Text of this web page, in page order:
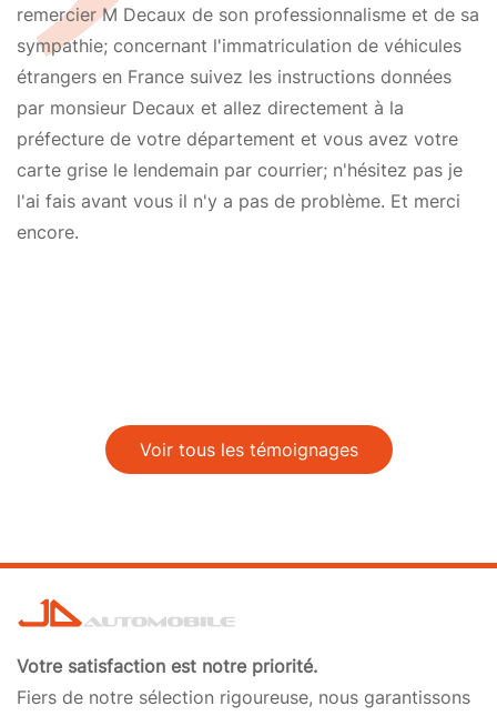
remercier M Decaux de son professionnalisme et de sa
sympathie; concernant l'immatriculation de véhicules
étrangers en France suivez les instructions données
par monsieur Decaux et allez directement à la
préfecture de votre département et vous avez votre
carte grise le lendemain par courrier; n'hésitez pas je
l'ai fais avant vous il n'y a pas de problème. Et merci
encore.
Voir tous les témoignages
Votre satisfaction est notre priorité.
Fiers de notre sélection rigoureuse, nous garantissons